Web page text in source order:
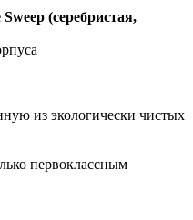
(серебристая,
из экологически чистых
первоклассным